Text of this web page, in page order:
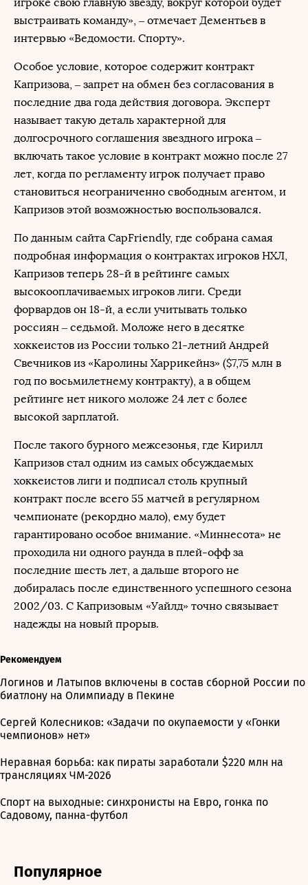
выстраивать команду», – отмечает Дементьев в
интервью «Ведомости. Спорту».
Особое условие, которое содержит контракт
Капризова, – запрет на обмен без согласования в
последние два года действия договора. Эксперт
называет такую деталь характерной для
долгосрочного соглашения звездного игрока –
включать такое условие в контракт можно после 27
лет, когда по регламенту игрок получает право
становиться неограниченно свободным агентом, и
Капризов этой возможностью воспользовался.
По данным сайта CapFriendly, где собрана самая
подробная информация о контрактах игроков НХЛ,
Капризов теперь 28-й в рейтинге самых
высокооплачиваемых игроков лиги. Среди
форвардов он 18-й, а если учитывать только
россиян – седьмой. Моложе него в десятке
хоккеистов из России только 21-летний Андрей
Свечников из «Каролины Харрикейнз» ($7,75 млн в
год по восьмилетнему контракту), а в общем
рейтинге нет никого моложе 24 лет с более
высокой зарплатой.
После такого бурного межсезонья, где Кирилл
Капризов стал одним из самых обсуждаемых
хоккеистов лиги и подписал столь крупный
контракт после всего 55 матчей в регулярном
чемпионате (рекордно мало), ему будет
гарантировано особое внимание. «Миннесота» не
проходила ни одного раунда в плей-офф за
последние шесть лет, а дальше второго не
добиралась после единственного успешного сезона
2002/03. С Капризовым «Уайлд» точно связывает
надежды на новый прорыв.
Рекомендуем
Логинов и Латыпов включены в состав сборной России по
биатлону на Олимпиаду в Пекине
Сергей Колесников: «Задачи по окупаемости у «Гонки
чемпионов» нет»
Неравная борьба: как пираты заработали $220 млн на
трансляциях ЧМ-2026
Спорт на выходные: синхронисты на Евро, гонка по
Садовому, панна-футбол
Популярное